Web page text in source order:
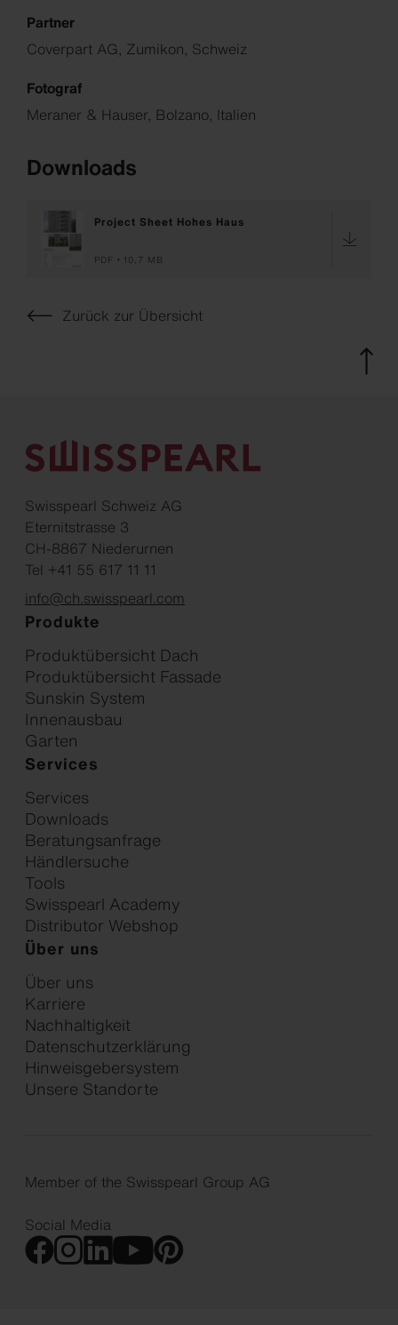
Partner
Coverpart AG, Zumikon, Schweiz
Fotograf
Meraner & Hauser, Bolzano, Italien
Downloads
Project Sheet Hohes Haus
PDF 10,7 MB
Zurück zur Übersicht
Swisspearl Schweiz AG
Eternitstrasse 3
CH-8867 Niederurnen
Tel +41 55 617 11 11
info@ch.swisspearl.com
Produkte
Produktübersicht Dach
Produktübersicht Fassade
Sunskin System
Innenausbau
Garten
Services
Services
Downloads
Beratungsanfrage
Händlersuche
Tools
Swisspearl Academy
Distributor Webshop
Über uns
Über uns
Karriere
Nachhaltigkeit
Datenschutzerklärung
Hinweisgebersystem
Unsere Standorte
Member of the Swisspearl Group AG
Social Media